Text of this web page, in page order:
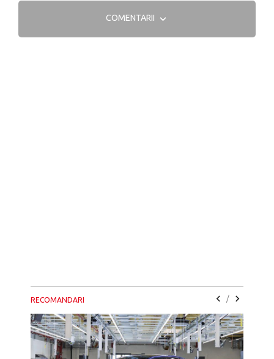
COMENTARII
RECOMANDARI /